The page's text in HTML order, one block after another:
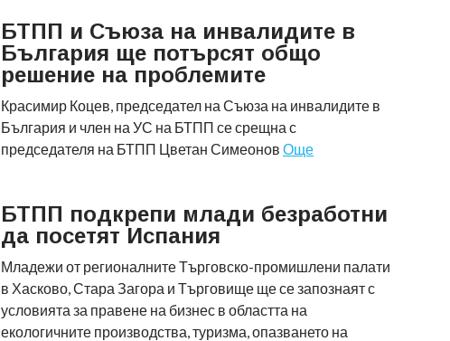
БТПП и Съюза на инвалидите в
България ще потърсят общо
решение на проблемите
Красимир Коцев, председател на Съюза на инвалидите в
България и член на УС на БТПП се срещна с
председателя на БТПП Цветан Симеонов Още
БТПП подкрепи млади безработни
да посетят Испания
Младежи от регионалните Търговско-промишлени палати
в Хасково, Стара Загора и Търговище ще се запознаят с
условията за правене на бизнес в областта на
екологичните производства, туризма, опазването на